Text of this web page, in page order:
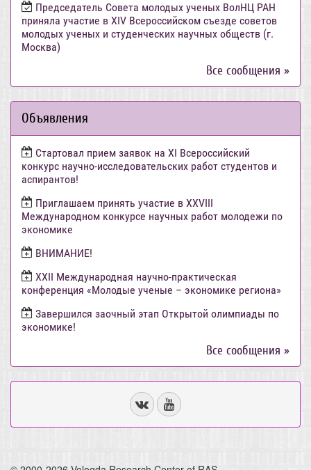
Председатель Совета молодых ученых ВолНЦ РАН
приняла участие в XIV Всероссийском съезде советов
молодых ученых и студенческих научных обществ (г.
Москва)
Все сообщения »
Объявления
Стартовал прием заявок на XI Всероссийский
конкурс научно-исследовательских работ студентов и
аспирантов!
Приглашаем принять участие в XXVIII
Международном конкурсе научных работ молодежи по
экономике
ВНИМАНИЕ!
ХХII Международная научно-практическая
конференция «Молодые ученые – экономике региона»
Завершился заочный этап Открытой олимпиады по
экономике!
Все сообщения »